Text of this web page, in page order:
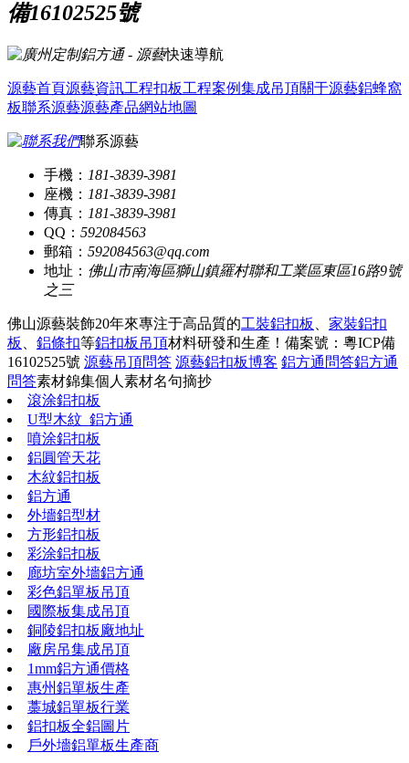
備16102525號
快速導航
源藝首頁源藝資訊工程扣板工程案例集成吊頂關于源藝鋁蜂窩
板聯系源藝源藝產品網站地圖
聯系源藝
手機： 181-3839-3981
座機： 181-3839-3981
傳真： 181-3839-3981
QQ： 592084563
郵箱： 592084563@qq.com
地址： 佛山市南海區獅山鎮羅村聯和工業區東區16路9號
之三
佛山源藝裝飾20年來專注于高品質的工裝鋁扣板
家裝鋁扣
板
鋁條扣等鋁扣板吊頂材料研發和生產！ 備案號：粵ICP備
16102525號 源藝吊頂問答 源藝鋁扣板博客 鋁方通問答鋁方通
問答素材錦集個人素材名句摘抄
滾涂鋁扣板
U型木紋_鋁方通
噴涂鋁扣板
鋁圓管天花
木紋鋁扣板
鋁方通
外墻鋁型材
方形鋁扣板
彩涂鋁扣板
廊坊室外墻鋁方通
彩色鋁單板吊頂
國際板集成吊頂
銅陵鋁扣板廠地址
廠房吊集成吊頂
1mm鋁方通價格
惠州鋁單板生產
藁城鋁單板行業
鋁扣板全鋁圖片
戶外墻鋁單板生產商